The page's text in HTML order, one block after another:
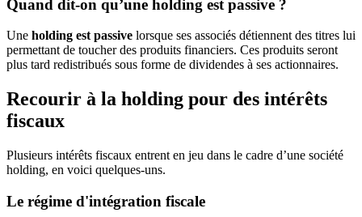
Quand dit-on qu’une holding est passive ?
Une holding est passive lorsque ses associés détiennent des titres lui
permettant de toucher des produits financiers. Ces produits seront
plus tard redistribués sous forme de dividendes à ses actionnaires.
Recourir à la holding pour des intérêts
fiscaux
Plusieurs intérêts fiscaux entrent en jeu dans le cadre d’une société
holding, en voici quelques-uns.
Le régime d'intégration fiscale